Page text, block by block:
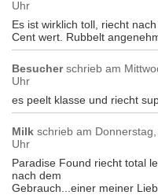
Uhr
Es ist wirklich toll, riecht
Cent wert. Rubbelt
Besucher schrieb am
Uhr
es peelt klasse und riecht
Milk schrieb am
Uhr
Paradise Found riecht total
nach dem
Gebrauch...einer meiner